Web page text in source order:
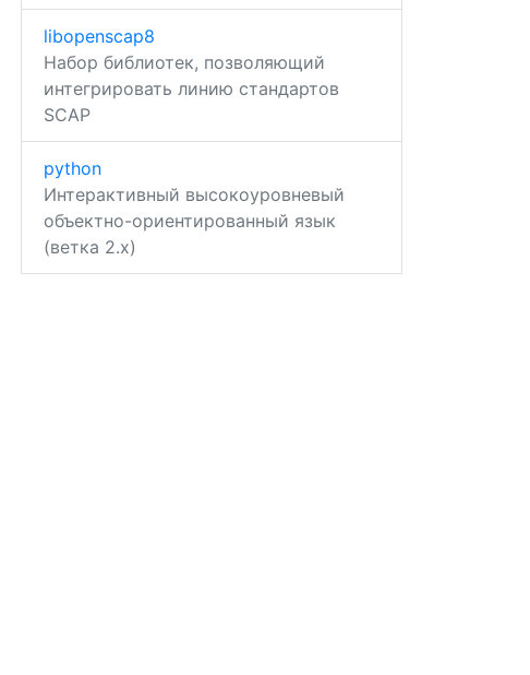
libopenscap8
Набор библиотек, позволяющий
интегрировать линию стандартов
SCAP
python
Интерактивный высокоуровневый
объектно-ориентированный язык
(ветка 2.x)